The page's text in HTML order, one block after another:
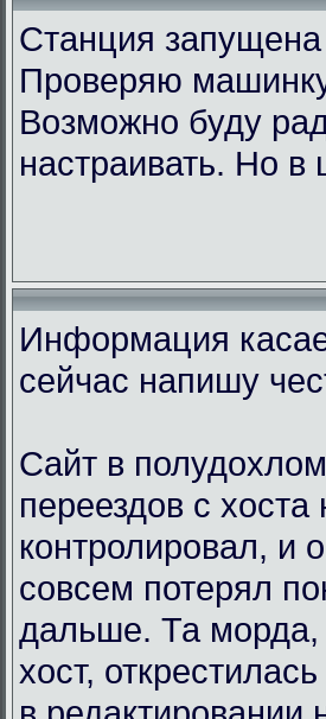
Станция
Проверяю
Возможно буду
настраивать. Но в
Информация
сейчас напишу
Сайт в
переездов с
контролировал, и
совсем потерял
дальше. Та морда,
хост,